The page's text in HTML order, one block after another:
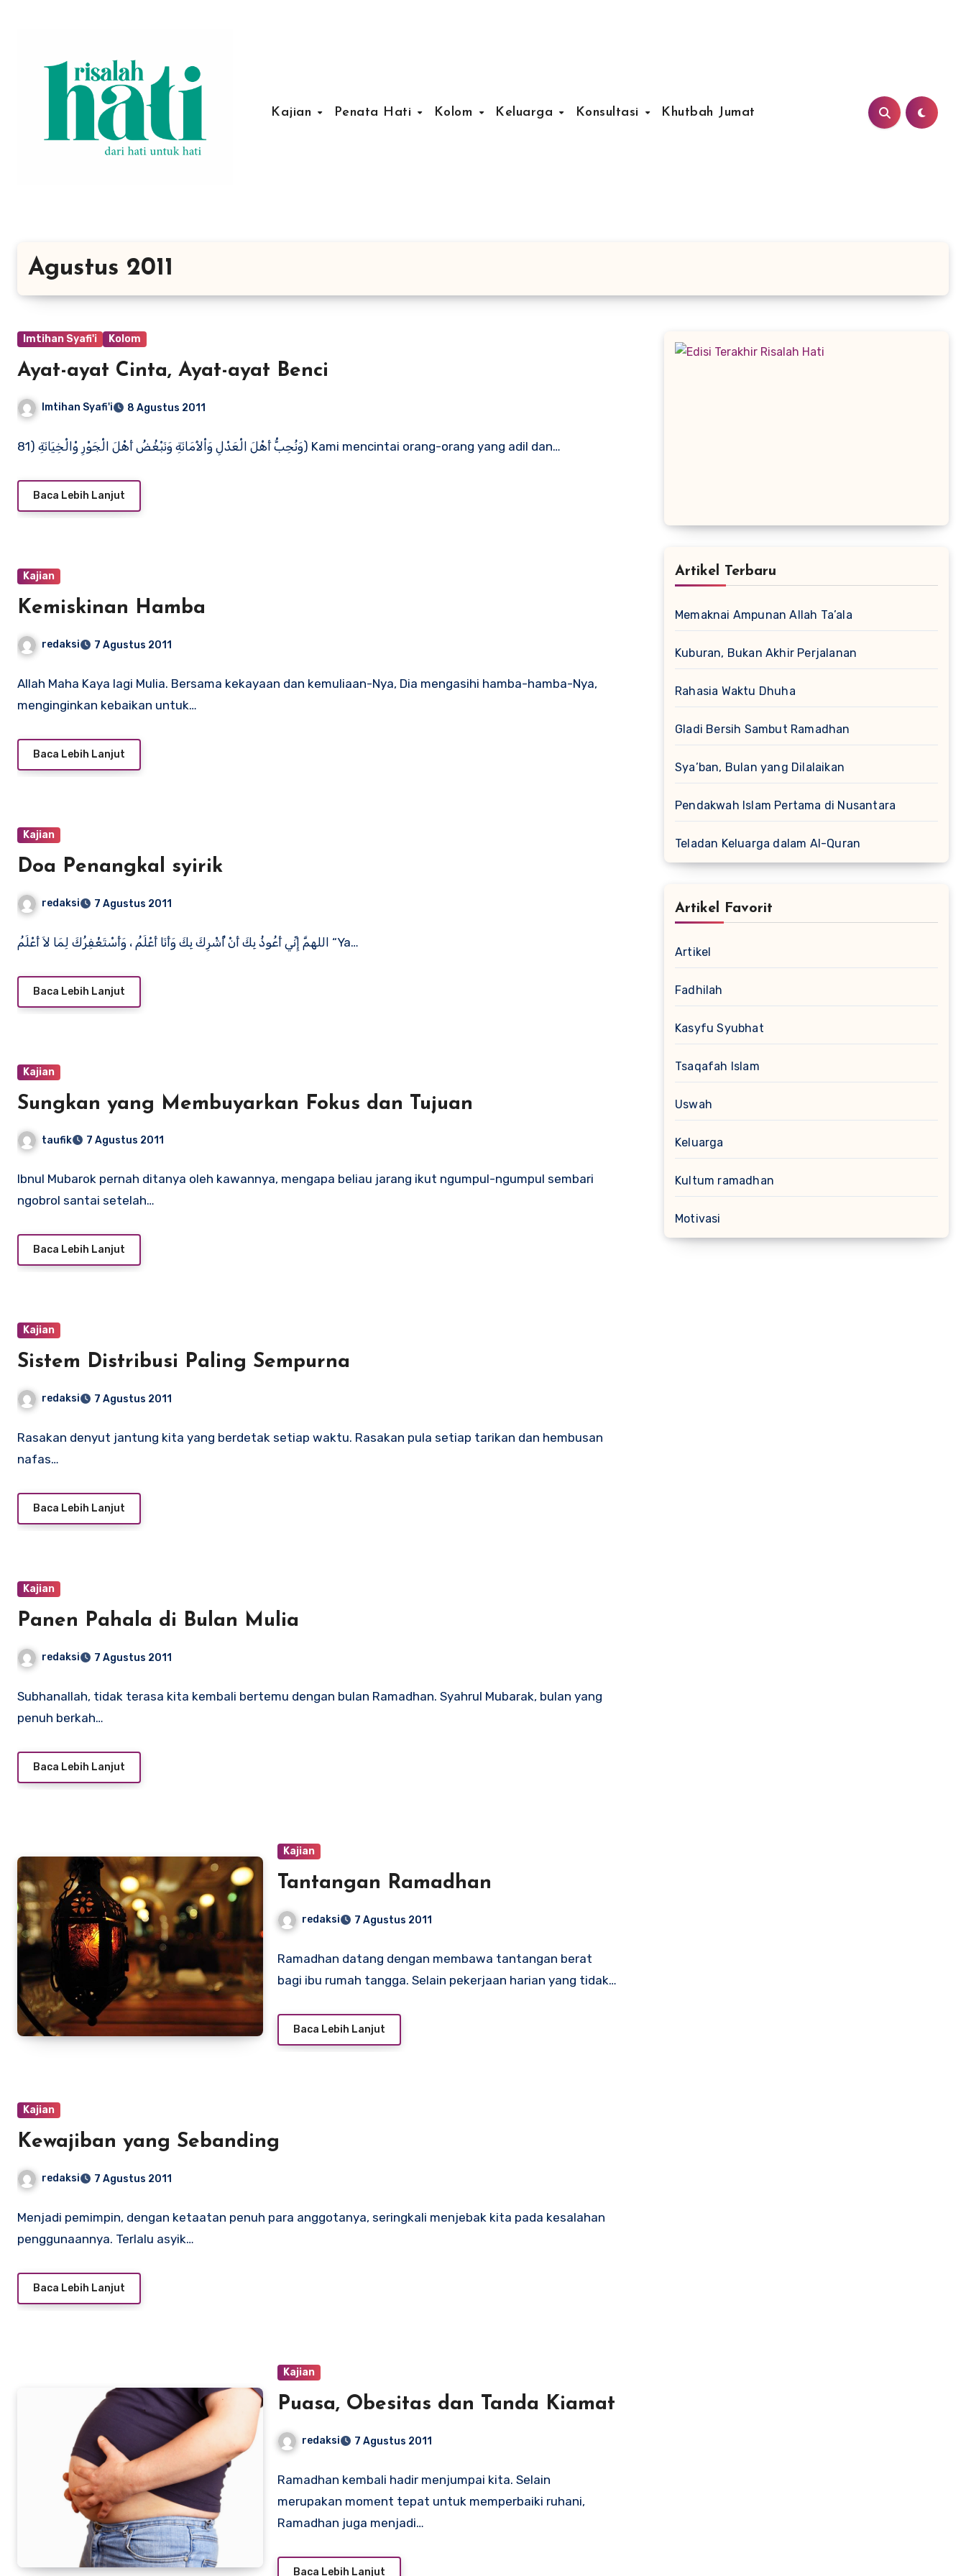
Kajian Penata Hati Kolom Keluarga Konsultasi Khutbah Jumat
Agustus 2011
Imtihan Syafi'i Kolom
Ayat-ayat Cinta, Ayat-ayat Benci
Imtihan Syafi'i 8 Agustus 2011
وَنُحِبُّ أَهْلَ الْعَدْلِ وَاْلأَمَانَةِ وَنَبْغُضُ أَهْلَ الْجَوْرِ وْالْخِيَانَةِ (81) Kami mencintai orang-orang yang adil dan…
Baca Lebih Lanjut
Kajian
Kemiskinan Hamba
redaksi 7 Agustus 2011
Allah Maha Kaya lagi Mulia. Bersama kekayaan dan kemuliaan-Nya, Dia mengasihi hamba-hamba-Nya,
menginginkan kebaikan untuk…
Baca Lebih Lanjut
Kajian
Doa Penangkal syirik
redaksi 7 Agustus 2011
اللهمَّ إِنِّي أَعُوذُ بِكَ أَنْ أُشْرِكَ بِكَ وَأَنَا أَعْلَمُ ، وَأَسْتَغْفِرُكَ لِمَا لاَ أَعْلَمُ “Ya…
Baca Lebih Lanjut
Kajian
Sungkan yang Membuyarkan Fokus dan Tujuan
taufik 7 Agustus 2011
Ibnul Mubarok pernah ditanya oleh kawannya, mengapa beliau jarang ikut ngumpul-ngumpul sembari
ngobrol santai setelah…
Baca Lebih Lanjut
Kajian
Sistem Distribusi Paling Sempurna
redaksi 7 Agustus 2011
Rasakan denyut jantung kita yang berdetak setiap waktu. Rasakan pula setiap tarikan dan hembusan
nafas…
Baca Lebih Lanjut
Kajian
Panen Pahala di Bulan Mulia
redaksi 7 Agustus 2011
Subhanallah, tidak terasa kita kembali bertemu dengan bulan Ramadhan. Syahrul Mubarak, bulan yang
penuh berkah…
Baca Lebih Lanjut
Kajian
Tantangan Ramadhan
redaksi 7 Agustus 2011
Ramadhan datang dengan membawa tantangan berat
bagi ibu rumah tangga. Selain pekerjaan harian yang tidak…
Baca Lebih Lanjut
Kajian
Kewajiban yang Sebanding
redaksi 7 Agustus 2011
Menjadi pemimpin, dengan ketaatan penuh para anggotanya, seringkali menjebak kita pada kesalahan
penggunaannya. Terlalu asyik…
Baca Lebih Lanjut
Kajian
Puasa, Obesitas dan Tanda Kiamat
redaksi 7 Agustus 2011
Ramadhan kembali hadir menjumpai kita. Selain
merupakan moment tepat untuk memperbaiki ruhani,
Ramadhan juga menjadi…
Baca Lebih Lanjut
Artikel Terbaru
Memaknai Ampunan Allah Ta’ala
Kuburan, Bukan Akhir Perjalanan
Rahasia Waktu Dhuha
Gladi Bersih Sambut Ramadhan
Sya’ban, Bulan yang Dilalaikan
Pendakwah Islam Pertama di Nusantara
Teladan Keluarga dalam Al-Quran
Artikel Favorit
Artikel
Fadhilah
Kasyfu Syubhat
Tsaqafah Islam
Uswah
Keluarga
Kultum ramadhan
Motivasi